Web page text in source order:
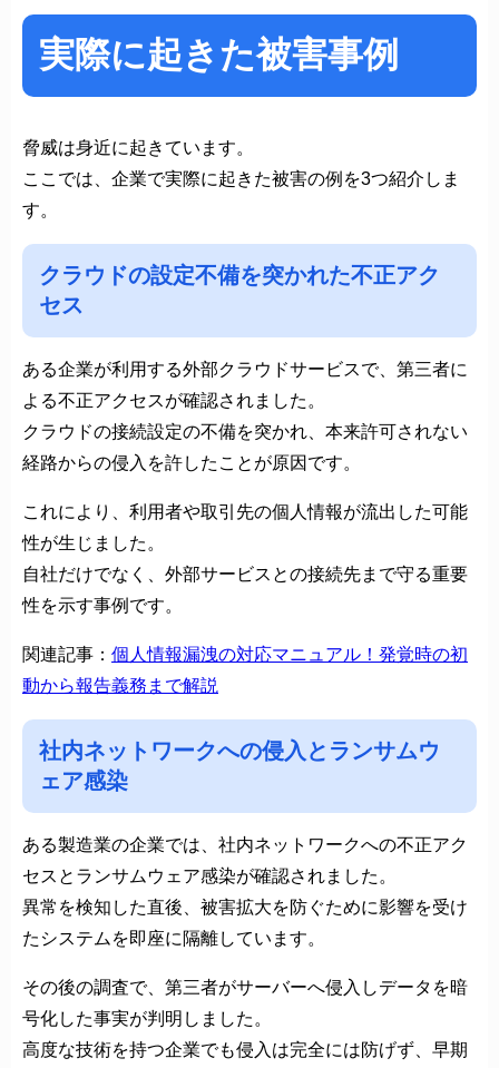
実際に起きた被害事例
脅威は身近に起きています。
ここでは、企業で実際に起きた被害の例を3つ紹介しま
す。
クラウドの設定不備を突かれた不正アク
セス
ある企業が利用する外部クラウドサービスで、第三者に
よる不正アクセスが確認されました。
クラウドの接続設定の不備を突かれ、本来許可されない
経路からの侵入を許したことが原因です。
これにより、利用者や取引先の個人情報が流出した可能
性が生じました。
自社だけでなく、外部サービスとの接続先まで守る重要
性を示す事例です。
関連記事： 個人情報漏洩の対応マニュアル！発覚時の初
動から報告義務まで解説
社内ネットワークへの侵入とランサムウ
ェア感染
ある製造業の企業では、社内ネットワークへの不正アク
セスとランサムウェア感染が確認されました。
異常を検知した直後、被害拡大を防ぐために影響を受け
たシステムを即座に隔離しています。
その後の調査で、第三者がサーバーへ侵入しデータを暗
号化した事実が判明しました。
高度な技術を持つ企業でも侵入は完全には防げず、早期